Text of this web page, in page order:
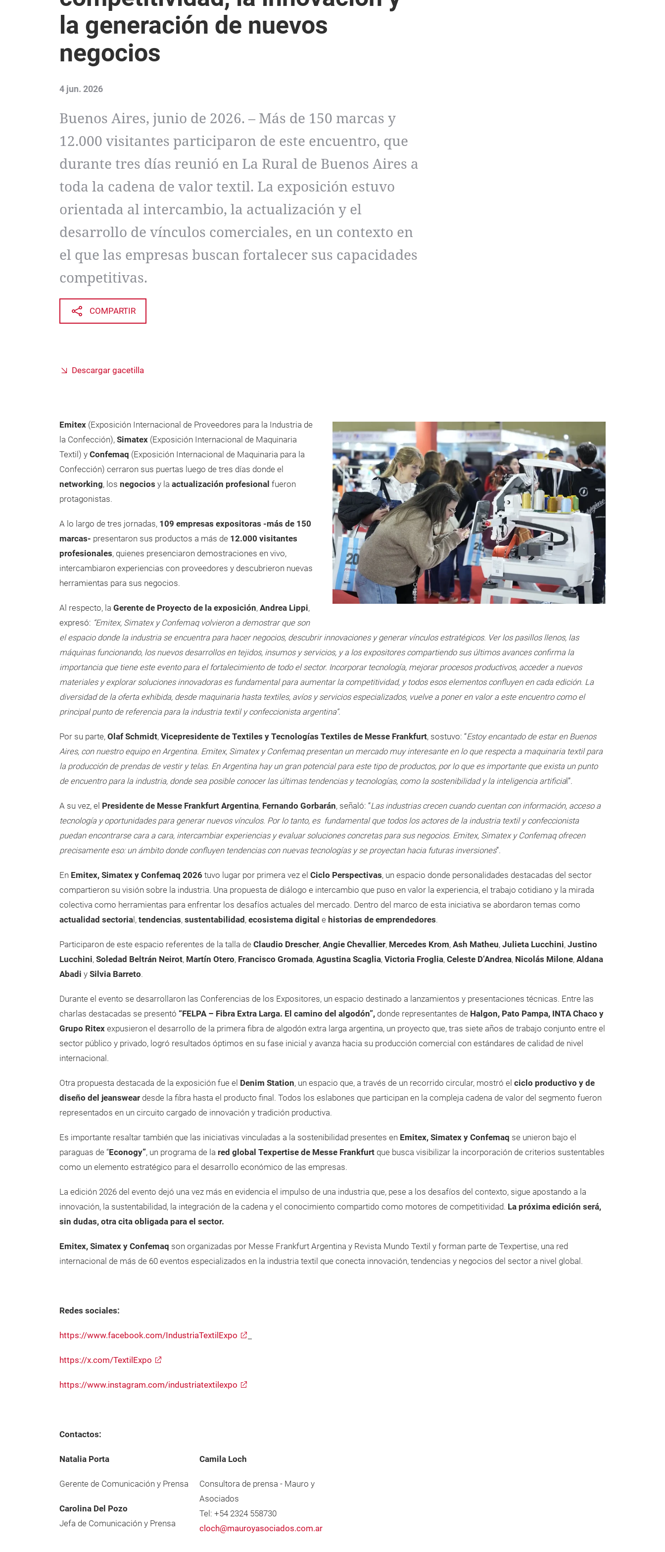
la generación de nuevos
negocios
4 jun. 2026
Buenos Aires, junio de 2026. – Más de 150 marcas y
12.000 visitantes participaron de este encuentro, que
durante tres días reunió en La Rural de Buenos Aires a
toda la cadena de valor textil. La exposición estuvo
orientada al intercambio, la actualización y el
desarrollo de vínculos comerciales, en un contexto en
el que las empresas buscan fortalecer sus capacidades
competitivas.
COMPARTIR
Descargar gacetilla
Emitex (Exposición Internacional de Proveedores para la Industria de
la Confección), Simatex (Exposición Internacional de Maquinaria
Textil) y Confemaq (Exposición Internacional de Maquinaria para la
Confección) cerraron sus puertas luego de tres días donde el
networking, los negocios y la actualización profesional fueron
protagonistas.
A lo largo de tres jornadas, 109 empresas expositoras -más de 150
marcas- presentaron sus productos a más de 12.000 visitantes
profesionales, quienes presenciaron demostraciones en vivo,
intercambiaron experiencias con proveedores y descubrieron nuevas
herramientas para sus negocios.
Al respecto, la Gerente de Proyecto de la exposición, Andrea Lippi,
expresó: “Emitex, Simatex y Confemaq volvieron a demostrar que son
el espacio donde la industria se encuentra para hacer negocios, descubrir innovaciones y generar vínculos estratégicos. Ver los pasillos llenos, las
máquinas funcionando, los nuevos desarrollos en tejidos, insumos y servicios, y a los expositores compartiendo sus últimos avances confirma la
importancia que tiene este evento para el fortalecimiento de todo el sector. Incorporar tecnología, mejorar procesos productivos, acceder a nuevos
materiales y explorar soluciones innovadoras es fundamental para aumentar la competitividad, y todos esos elementos confluyen en cada edición. La
diversidad de la oferta exhibida, desde maquinaria hasta textiles, avíos y servicios especializados, vuelve a poner en valor a este encuentro como el
principal punto de referencia para la industria textil y confeccionista argentina”.
Por su parte, Olaf Schmidt, Vicepresidente de Textiles y Tecnologías Textiles de Messe Frankfurt, sostuvo: “Estoy encantado de estar en Buenos
Aires, con nuestro equipo en Argentina. Emitex, Simatex y Confemaq presentan un mercado muy interesante en lo que respecta a maquinaria textil para
la producción de prendas de vestir y telas. En Argentina hay un gran potencial para este tipo de productos, por lo que es importante que exista un punto
de encuentro para la industria, donde sea posible conocer las últimas tendencias y tecnologías, como la sostenibilidad y la inteligencia artificia l”.
A su vez, el Presidente de Messe Frankfurt Argentina, Fernando Gorbarán, señaló: “Las industrias crecen cuando cuentan con información, acceso a
tecnología y oportunidades para generar nuevos vínculos. Por lo tanto, es fundamental que todos los actores de la industria textil y confeccionista
puedan encontrarse cara a cara, intercambiar experiencias y evaluar soluciones concretas para sus negocios. Emitex, Simatex y Confemaq ofrecen
precisamente eso: un ámbito donde confluyen tendencias con nuevas tecnologías y se proyectan hacia futuras inversiones”.
En Emitex, Simatex y Confemaq 2026 tuvo lugar por primera vez el Ciclo Perspectivas, un espacio donde personalidades destacadas del sector
compartieron su visión sobre la industria. Una propuesta de diálogo e intercambio que puso en valor la experiencia, el trabajo cotidiano y la mirada
colectiva como herramientas para enfrentar los desafíos actuales del mercado. Dentro del marco de esta iniciativa se abordaron temas como
actualidad sectoria l, tendencias, sustentabilidad , ecosistema digital e historias de emprendedores.
Participaron de este espacio referentes de la talla de Claudio Drescher, Angie Chevallier, Mercedes Krom, Ash Matheu, Julieta Lucchini, Justino
Lucchini, Soledad Beltrán Neirot, Martín Otero, Francisco Gromada, Agustina Scaglia, Victoria Froglia, Celeste D’Andrea, Nicolás Milone, Aldana
Abadi y Silvia Barreto.
Durante el evento se desarrollaron las Conferencias de los Expositores, un espacio destinado a lanzamientos y presentaciones técnicas. Entre las
charlas destacadas se presentó “FELPA – Fibra Extra Larga. El camino del algodón”, donde representantes de Halgon, Pato Pampa, INTA Chaco y
Grupo Ritex expusieron el desarrollo de la primera fibra de algodón extra larga argentina, un proyecto que, tras siete años de trabajo conjunto entre el
sector público y privado, logró resultados óptimos en su fase inicial y avanza hacia su producción comercial con estándares de calidad de nivel
internacional.
Otra propuesta destacada de la exposición fue el Denim Station, un espacio que, a través de un recorrido circular, mostró el ciclo productivo y de
diseño del jeanswear desde la fibra hasta el producto final. Todos los eslabones que participan en la compleja cadena de valor del segmento fueron
representados en un circuito cargado de innovación y tradición productiva.
Es importante resaltar también que las iniciativas vinculadas a la sostenibilidad presentes en Emitex, Simatex y Confemaq se unieron bajo el
paraguas de “Econogy”, un programa de la red global Texpertise de Messe Frankfurt que busca visibilizar la incorporación de criterios sustentables
como un elemento estratégico para el desarrollo económico de las empresas.
La edición 2026 del evento dejó una vez más en evidencia el impulso de una industria que, pese a los desafíos del contexto, sigue apostando a la
innovación, la sustentabilidad, la integración de la cadena y el conocimiento compartido como motores de competitividad. La próxima edición será,
sin dudas, otra cita obligada para el sector.
Emitex, Simatex y Confemaq son organizadas por Messe Frankfurt Argentina y Revista Mundo Textil y forman parte de Texpertise, una red
internacional de más de 60 eventos especializados en la industria textil que conecta innovación, tendencias y negocios del sector a nivel global.
Redes sociales:
https://www.facebook.com/IndustriaTextilExpo
https://x.com/TextilExpo
https://www.instagram.com/industriatextilexpo
Contactos:
Natalia Porta
Gerente de Comunicación y Prensa
Carolina Del Pozo
Jefa de Comunicación y Prensa
Camila Loch
Consultora de prensa - Mauro y
Asociados
Tel: +54 2324 558730
cloch@mauroyasociados.com.ar